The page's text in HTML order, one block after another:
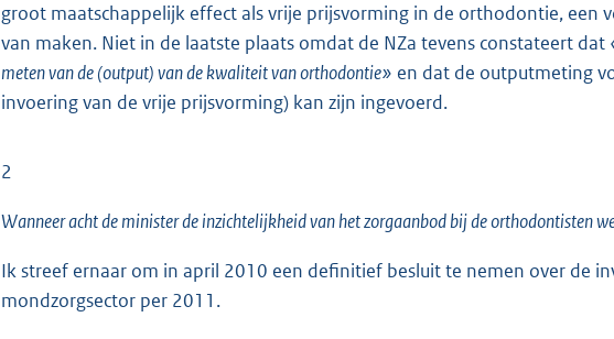
groot maatschappelijk effect als vrije prijsvorming in de orthodontie, een
van maken. Niet in de laatste plaats omdat de NZa tevens constateert dat
meten van de (output) van de kwaliteit van orthodontie» en dat de outputmeting
invoering van de vrije prijsvorming) kan zijn ingevoerd.
2
Wanneer acht de minister de inzichtelijkheid van het zorgaanbod bij de orthodontisten
Ik streef ernaar om in april 2010 een definitief besluit te nemen over de
mondzorgsector per 2011.